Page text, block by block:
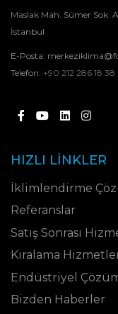
Maslak Mah. Sümer Sok.
İstanbul
E-Posta:
Telefon: +90 212 286 18 38
HIZLI LINKLER
İklimlendirme
Referanslar
Satış Sonrası
Kiralama
Endüstriyel
Bizden Haberler